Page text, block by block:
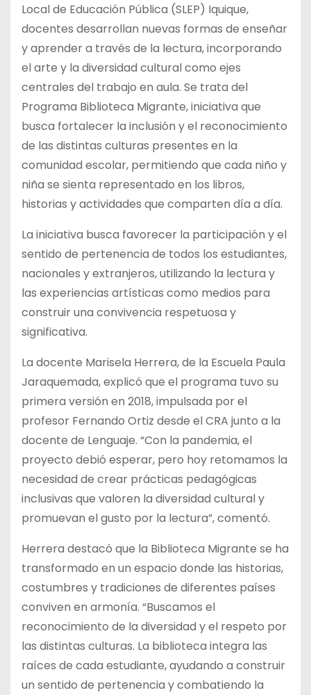
Local de Educación Pública (SLEP) Iquique,
docentes desarrollan nuevas formas de enseñar
y aprender a través de la lectura, incorporando
el arte y la diversidad cultural como ejes
centrales del trabajo en aula. Se trata del
Programa Biblioteca Migrante, iniciativa que
busca fortalecer la inclusión y el reconocimiento
de las distintas culturas presentes en la
comunidad escolar, permitiendo que cada niño y
niña se sienta representado en los libros,
historias y actividades que comparten día a día.
La iniciativa busca favorecer la participación y el
sentido de pertenencia de todos los estudiantes,
nacionales y extranjeros, utilizando la lectura y
las experiencias artísticas como medios para
construir una convivencia respetuosa y
significativa.
La docente Marisela Herrera, de la Escuela Paula
Jaraquemada, explicó que el programa tuvo su
primera versión en 2018, impulsada por el
profesor Fernando Ortiz desde el CRA junto a la
docente de Lenguaje. “Con la pandemia, el
proyecto debió esperar, pero hoy retomamos la
necesidad de crear prácticas pedagógicas
inclusivas que valoren la diversidad cultural y
promuevan el gusto por la lectura”, comentó.
Herrera destacó que la Biblioteca Migrante se ha
transformado en un espacio donde las historias,
costumbres y tradiciones de diferentes países
conviven en armonía. “Buscamos el
reconocimiento de la diversidad y el respeto por
las distintas culturas. La biblioteca integra las
raíces de cada estudiante, ayudando a construir
un sentido de pertenencia y combatiendo la